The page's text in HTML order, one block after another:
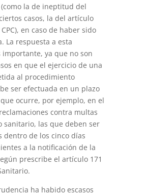
la de ineptitud del
casos, la del artículo
en caso de haber sido
La respuesta a esta
importante, ya que no son
en que el ejercicio de una
al procedimiento
ser efectuada en un plazo
ocurre, por ejemplo, en el
contra multas
sanitario, las que deben ser
dentro de los cinco días
a la notificación de la
prescribe el artículo 171
ha habido escasos